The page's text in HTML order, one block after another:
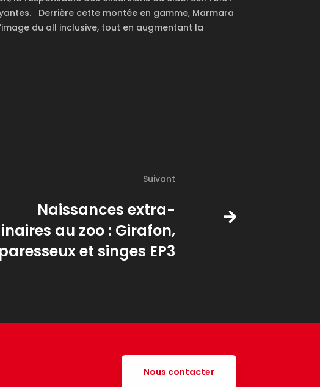
Derrière cette montée en gamme, Marmara
du all inclusive, tout en augmentant la
Suivant
Naissances extra-
au zoo : Girafon,
paresseux et singes EP3
Nous contacter